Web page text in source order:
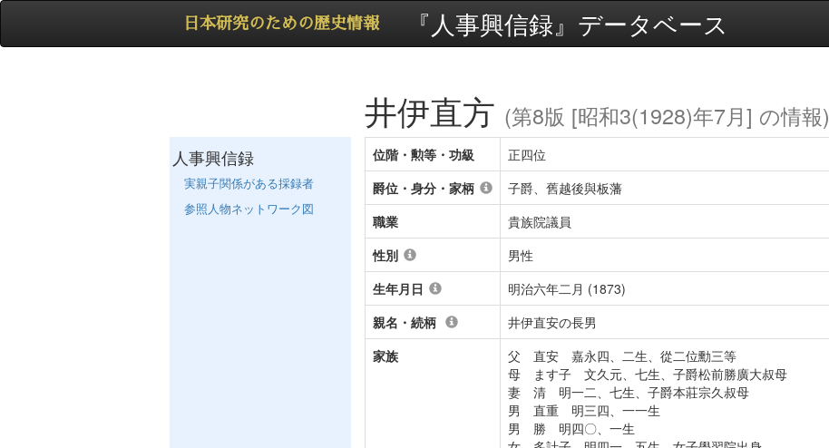
日本研究のための歴史情報 『人事興信録』データベース
井伊直方 (第8版 [昭和3(1928)年7月] の情報)
位階・勲等・功級
正四位
爵位・身分・家柄
子爵、舊越後與板藩
職業
貴族院議員
性別
男性
生年月日
明治六年二月 (1873)
親名・続柄
井伊直安の長男
家族
父 直安 嘉永四、二生、從二位勳三等
母 ます子 文久元、七生、子爵松前勝廣大叔母
妻 清 明一二、七生、子爵本莊宗久叔母
男 直重 明三四、一一生
男 勝 明四〇、一生
人事興信録
実親子関係がある採録者
参照人物ネットワーク図